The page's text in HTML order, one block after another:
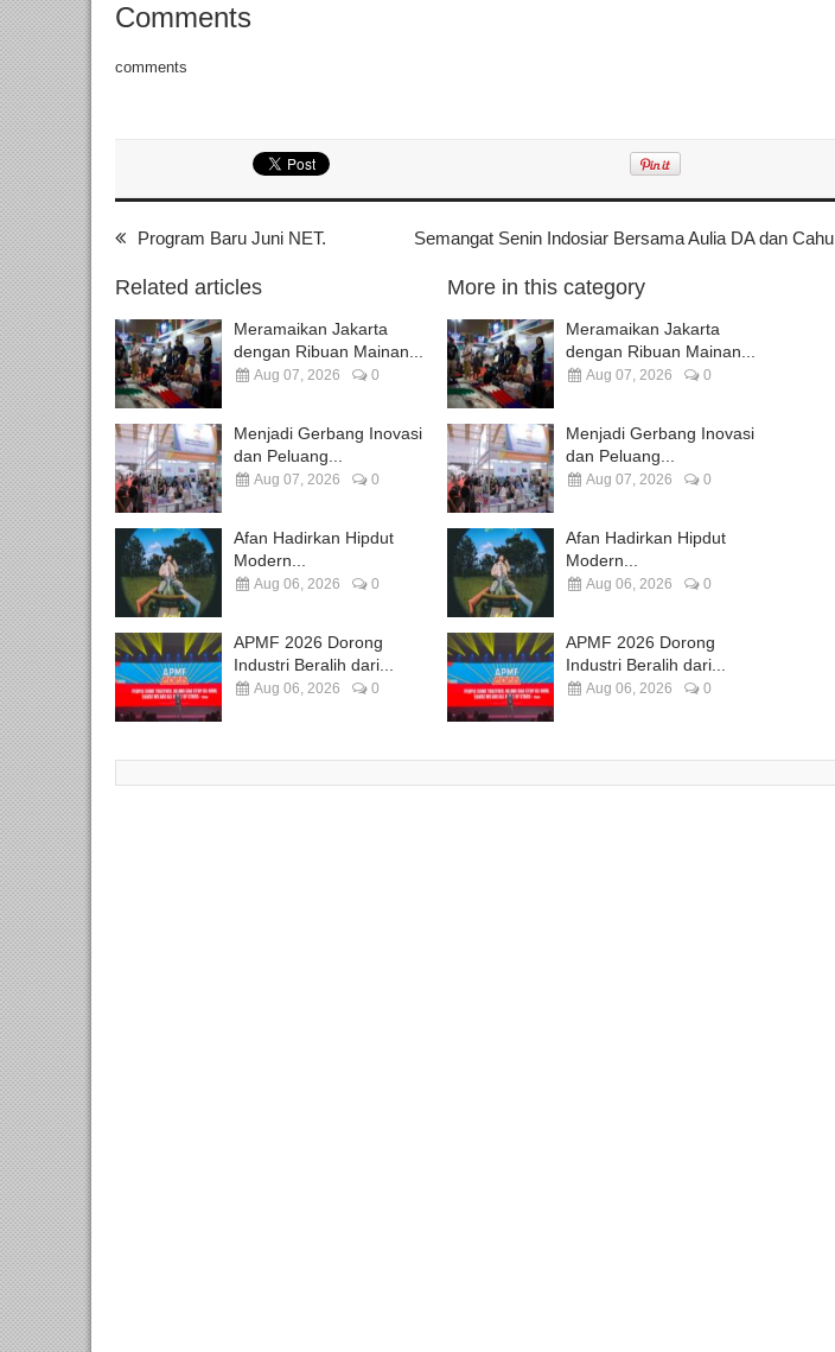
Comments
comments
Program Baru Juni NET. Semangat Senin Indosiar Bersama Aulia DA dan Cahu
Related articles
Meramaikan Jakarta
dengan Ribuan Mainan...
Aug 07, 2026 0
Menjadi Gerbang Inovasi
dan Peluang...
Aug 07, 2026 0
Afan Hadirkan Hipdut
Modern...
Aug 06, 2026 0
APMF 2026 Dorong
Industri Beralih dari...
Aug 06, 2026 0
More in this category
Meramaikan Jakarta
dengan Ribuan Mainan...
Aug 07, 2026 0
Menjadi Gerbang Inovasi
dan Peluang...
Aug 07, 2026 0
Afan Hadirkan Hipdut
Modern...
Aug 06, 2026 0
APMF 2026 Dorong
Industri Beralih dari...
Aug 06, 2026 0